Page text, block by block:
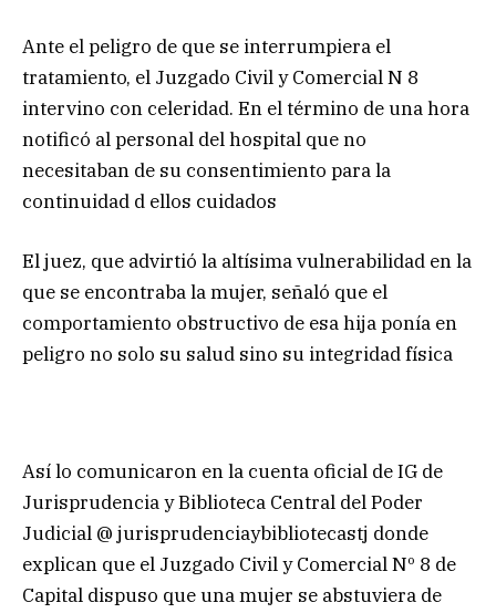
Ante el peligro de que se interrumpiera el
tratamiento, el Juzgado Civil y Comercial N 8
intervino con celeridad. En el término de una hora
notificó al personal del hospital que no
necesitaban de su consentimiento para la
continuidad d ellos cuidados
El juez, que advirtió la altísima vulnerabilidad en la
que se encontraba la mujer, señaló que el
comportamiento obstructivo de esa hija ponía en
peligro no solo su salud sino su integridad física
Así lo comunicaron en la cuenta oficial de IG de
Jurisprudencia y Biblioteca Central del Poder
Judicial @ jurisprudenciaybibliotecastj donde
explican que el Juzgado Civil y Comercial Nº 8 de
Capital dispuso que una mujer se abstuviera de